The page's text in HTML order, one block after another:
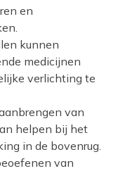
en
kunnen
medicijnen
verlichting te
van
helpen bij het
in de bovenrug.
van